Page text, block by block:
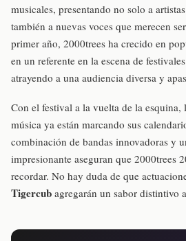
musicales, presentando no solo a
también a nuevas voces que merecen
primer año, 2000trees ha crecido en
en un referente en la escena de
atrayendo a una audiencia diversa y
Con el festival a la vuelta de la esquina,
música ya están marcando sus
combinación de bandas innovadoras y
impresionante aseguran que 2000trees
recordar. No hay duda de que
Tigercub agregarán un sabor distintivo